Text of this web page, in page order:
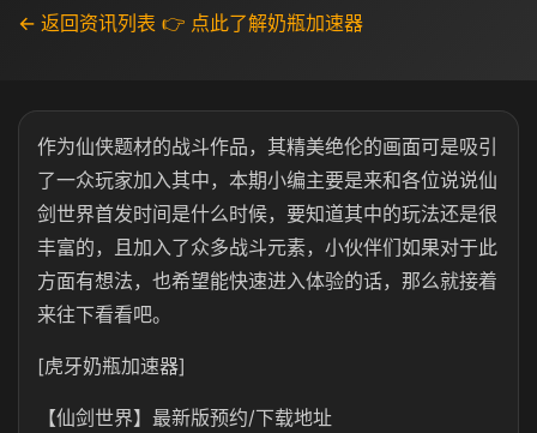
← 返回资讯列表 👉 点此了解奶瓶加速器
作为仙侠题材的战斗作品，其精美绝伦的画面可是吸引
了一众玩家加入其中，本期小编主要是来和各位说说仙
剑世界首发时间是什么时候，要知道其中的玩法还是很
丰富的，且加入了众多战斗元素，小伙伴们如果对于此
方面有想法，也希望能快速进入体验的话，那么就接着
来往下看看吧。
[虎牙奶瓶加速器]
【仙剑世界】最新版预约/下载地址